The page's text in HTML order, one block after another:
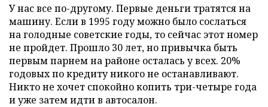
У нас все по-другому. Первые деньги тратятся на
машину. Если в 1995 году можно было сослаться
на голодные советские годы, то сейчас этот номер
не пройдет. Прошло 30 лет, но привычка быть
первым парнем на районе осталась у всех. 20%
годовых по кредиту никого не останавливают.
Никто не хочет спокойно копить три-четыре года
и уже затем идти в автосалон.